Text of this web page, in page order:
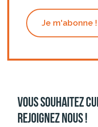
Je m'abonne !
Vous souhaitez
Rejoignez nous !